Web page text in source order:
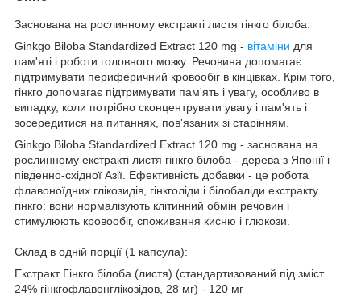
Заснована на рослинному екстракті листя гінкго білоба.
Ginkgo Biloba Standardized Extract 120 mg - вітаміни для
пам'яті і роботи головного мозку. Речовина допомагає
підтримувати периферичний кровообіг в кінцівках. Крім того,
гінкго допомагає підтримувати пам'ять і увагу, особливо в
випадку, коли потрібно сконцентрувати увагу і пам'ять і
зосередитися на питаннях, пов'язаних зі старінням.
Ginkgo Biloba Standardized Extract 120 mg - заснована на
рослинному екстракті листя гінкго білоба - дерева з Японії і
південно-східної Азії. Ефективність добавки - це робота
флавоноїдних глікозидів, гінкголіди і білобаліди екстракту
гінкго: вони нормалізують клітинний обмін речовин і
стимулюють кровообіг, споживання кисню і глюкози.
Склад в одній порції (1 капсула):
Екстракт Гінкго білоба (листя) (стандартизований під зміст
24% гінкгофлавонглікозідов, 28 мг) - 120 мг